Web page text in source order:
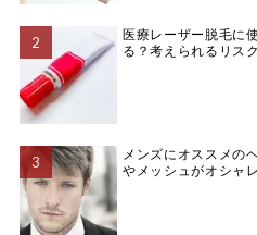
医療レーザー脱毛に
る？考えられるリス
メンズにオススメの
やメッシュがオシャレ